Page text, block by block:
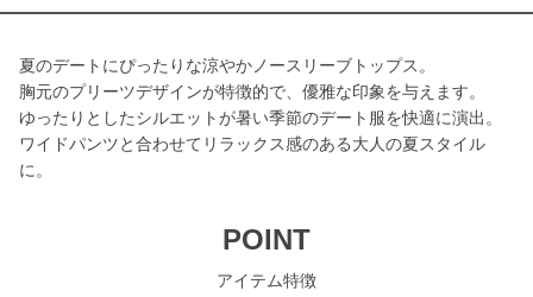
夏のデートにぴったりな涼やかノースリーブトップス。
胸元のプリーツデザインが特徴的で、優雅な印象を与えます。
ゆったりとしたシルエットが暑い季節のデート服を快適に演出。
ワイドパンツと合わせてリラックス感のある大人の夏スタイル
に。
POINT
アイテム特徴